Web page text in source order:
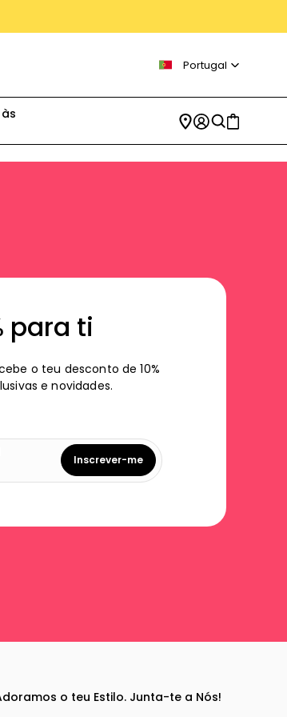
Portugal
para ti
o teu desconto de 10%
e novidades.
Inscrever-me
o teu Estilo. Junta-te a Nós!